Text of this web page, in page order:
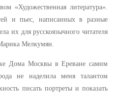
«Художественная литература».
и пьес, написанных в разные
их для русскоязычного читателя
Мелкумян.
Дома Москвы в Ереване самим
не наделила меня талантом
писать портреты и показать